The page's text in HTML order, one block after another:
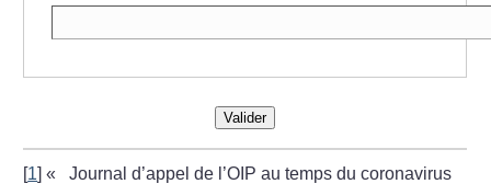
Valider
1 ]«
Journal d’appel de l’OIP au temps du coronavirus